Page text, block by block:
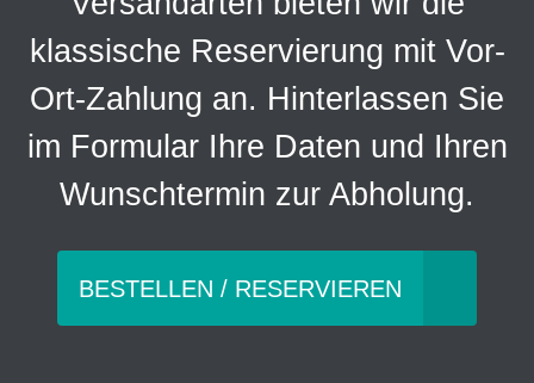
klassische Reservierung mit Vor-
Ort-Zahlung an. Hinterlassen Sie
im Formular Ihre Daten und Ihren
Wunschtermin zur Abholung.
BESTELLEN / RESERVIEREN